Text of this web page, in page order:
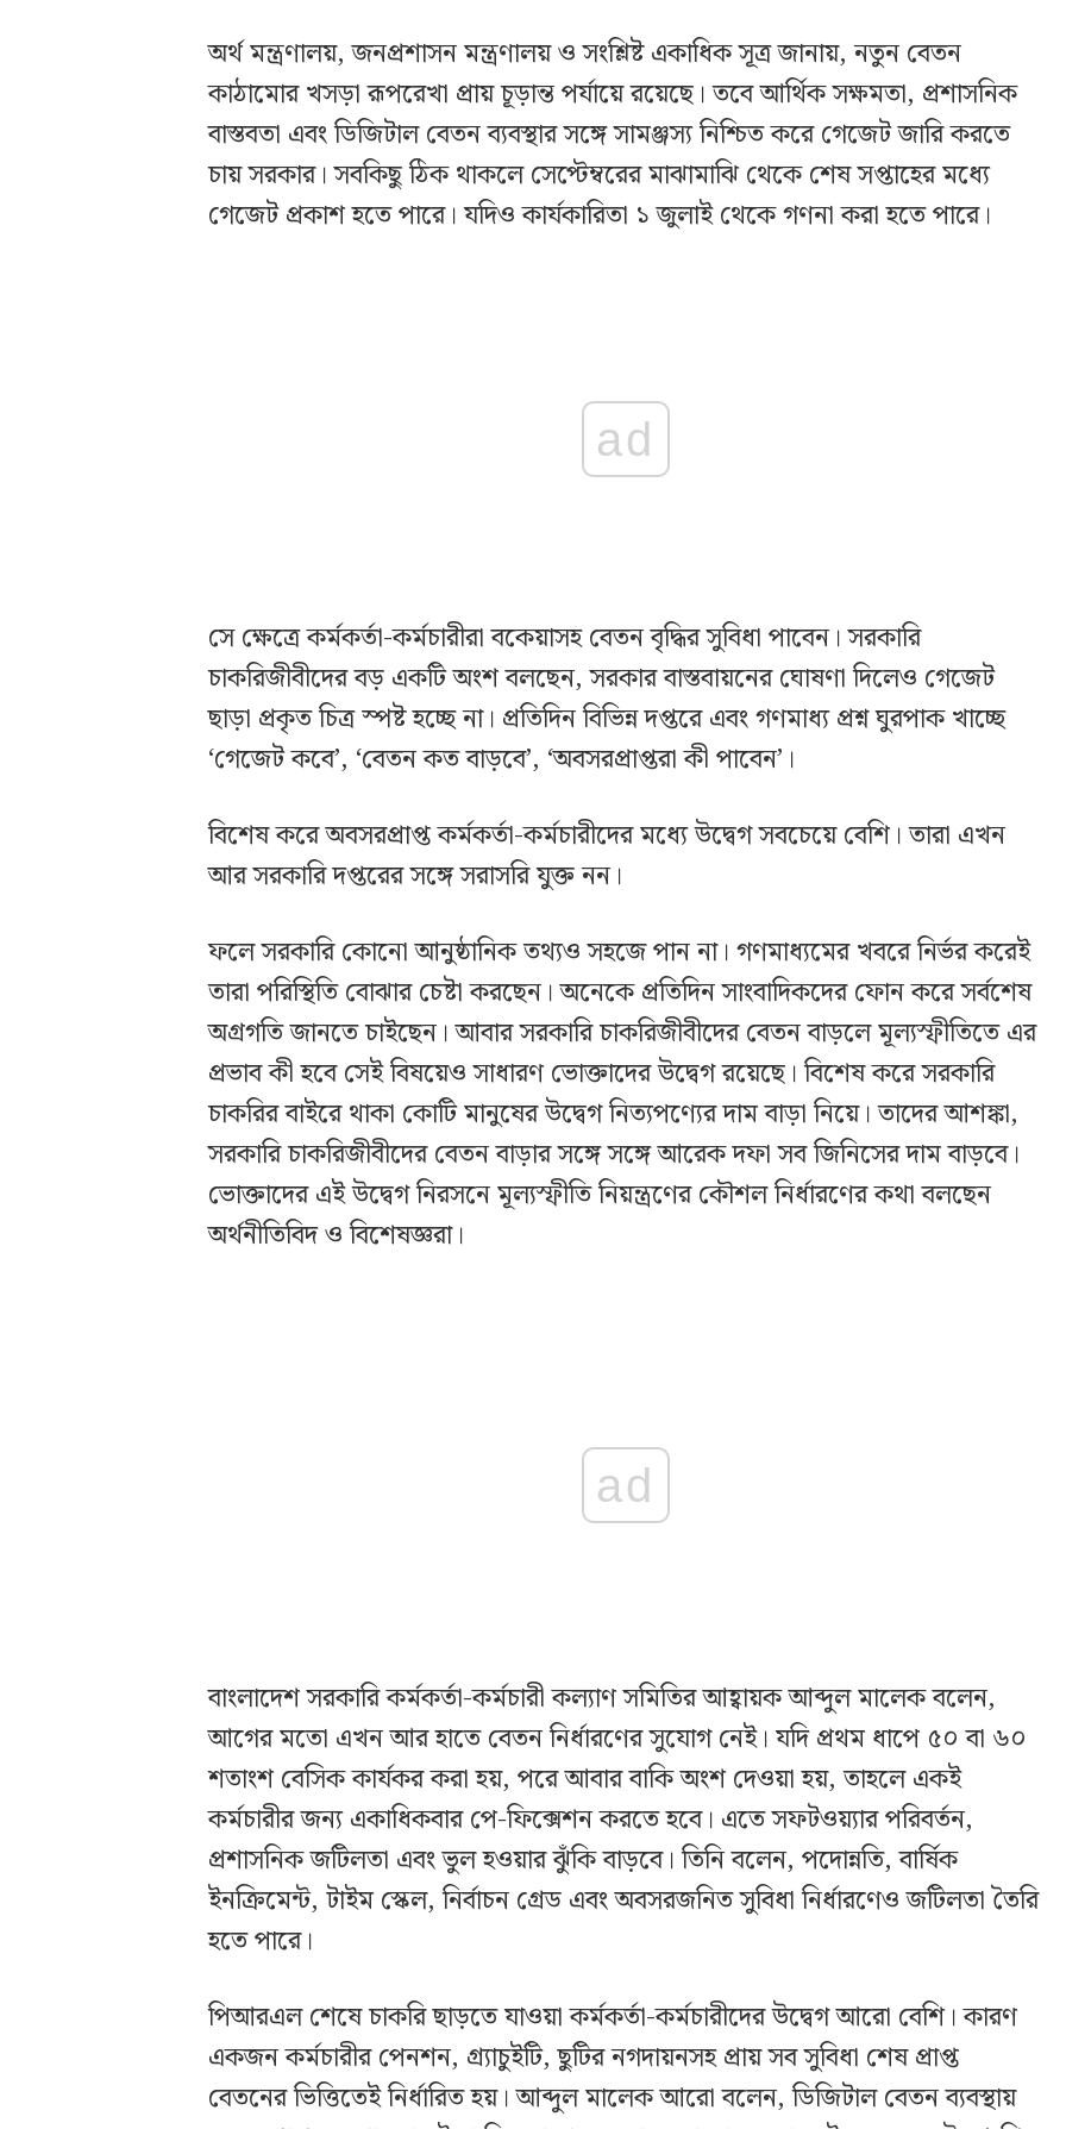
অর্থ মন্ত্রণালয়, জনপ্রশাসন মন্ত্রণালয় ও সংশ্লিষ্ট একাধিক সূত্র জানায়, নতুন বেতন
কাঠামোর খসড়া রূপরেখা প্রায় চূড়ান্ত পর্যায়ে রয়েছে। তবে আর্থিক সক্ষমতা, প্রশাসনিক
বাস্তবতা এবং ডিজিটাল বেতন ব্যবস্থার সঙ্গে সামঞ্জস্য নিশ্চিত করে গেজেট জারি করতে
চায় সরকার। সবকিছু ঠিক থাকলে সেপ্টেম্বরের মাঝামাঝি থেকে শেষ সপ্তাহের মধ্যে
গেজেট প্রকাশ হতে পারে। যদিও কার্যকারিতা ১ জুলাই থেকে গণনা করা হতে পারে।
ad
সে ক্ষেত্রে কর্মকর্তা-কর্মচারীরা বকেয়াসহ বেতন বৃদ্ধির সুবিধা পাবেন। সরকারি
চাকরিজীবীদের বড় একটি অংশ বলছেন, সরকার বাস্তবায়নের ঘোষণা দিলেও গেজেট
ছাড়া প্রকৃত চিত্র স্পষ্ট হচ্ছে না। প্রতিদিন বিভিন্ন দপ্তরে এবং গণমাধ্য প্রশ্ন ঘুরপাক খাচ্ছে
‘গেজেট কবে’, ‘বেতন কত বাড়বে’, ‘অবসরপ্রাপ্তরা কী পাবেন’।
বিশেষ করে অবসরপ্রাপ্ত কর্মকর্তা-কর্মচারীদের মধ্যে উদ্বেগ সবচেয়ে বেশি। তারা এখন
আর সরকারি দপ্তরের সঙ্গে সরাসরি যুক্ত নন।
ফলে সরকারি কোনো আনুষ্ঠানিক তথ্যও সহজে পান না। গণমাধ্যমের খবরে নির্ভর করেই
তারা পরিস্থিতি বোঝার চেষ্টা করছেন। অনেকে প্রতিদিন সাংবাদিকদের ফোন করে সর্বশেষ
অগ্রগতি জানতে চাইছেন। আবার সরকারি চাকরিজীবীদের বেতন বাড়লে মূল্যস্ফীতিতে এর
প্রভাব কী হবে সেই বিষয়েও সাধারণ ভোক্তাদের উদ্বেগ রয়েছে। বিশেষ করে সরকারি
চাকরির বাইরে থাকা কোটি মানুষের উদ্বেগ নিত্যপণ্যের দাম বাড়া নিয়ে। তাদের আশঙ্কা,
সরকারি চাকরিজীবীদের বেতন বাড়ার সঙ্গে সঙ্গে আরেক দফা সব জিনিসের দাম বাড়বে।
ভোক্তাদের এই উদ্বেগ নিরসনে মূল্যস্ফীতি নিয়ন্ত্রণের কৌশল নির্ধারণের কথা বলছেন
অর্থনীতিবিদ ও বিশেষজ্ঞরা।
ad
বাংলাদেশ সরকারি কর্মকর্তা-কর্মচারী কল্যাণ সমিতির আহ্বায়ক আব্দুল মালেক বলেন,
আগের মতো এখন আর হাতে বেতন নির্ধারণের সুযোগ নেই। যদি প্রথম ধাপে ৫০ বা ৬০
শতাংশ বেসিক কার্যকর করা হয়, পরে আবার বাকি অংশ দেওয়া হয়, তাহলে একই
কর্মচারীর জন্য একাধিকবার পে-ফিক্সেশন করতে হবে। এতে সফটওয়্যার পরিবর্তন,
প্রশাসনিক জটিলতা এবং ভুল হওয়ার ঝুঁকি বাড়বে। তিনি বলেন, পদোন্নতি, বার্ষিক
ইনক্রিমেন্ট, টাইম স্কেল, নির্বাচন গ্রেড এবং অবসরজনিত সুবিধা নির্ধারণেও জটিলতা তৈরি
হতে পারে।
পিআরএল শেষে চাকরি ছাড়তে যাওয়া কর্মকর্তা-কর্মচারীদের উদ্বেগ আরো বেশি। কারণ
একজন কর্মচারীর পেনশন, গ্র্যাচুইটি, ছুটির নগদায়নসহ প্রায় সব সুবিধা শেষ প্রাপ্ত
বেতনের ভিত্তিতেই নির্ধারিত হয়। আব্দুল মালেক আরো বলেন, ডিজিটাল বেতন ব্যবস্থায়